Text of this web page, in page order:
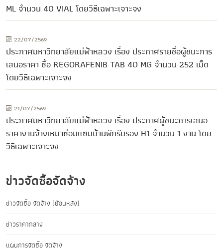
ML จำนวน 40 VIAL โดยวิธีเฉพาะเจาะจง
22/07/2569
ประกาศมหาวิทยาลัยแม่ฟ้าหลวง เรื่อง ประกาศรายชื่อผู้ชนะการ
เสนอราคา ซื้อ REGORAFENIB TAB 40 MG จำนวน 252 เม็ด
โดยวิธีเฉพาะเจาะจง
21/07/2569
ประกาศมหาวิทยาลัยแม่ฟ้าหลวง เรื่อง ประกาศผู้ชนะการเสนอ
ราคางานจ้างเหมาซ่อมแซมบ้านพักรับรอง H1 จำนวน 1 งาน โดย
วิธีเฉพาะเจาะจง
ข่าวจัดซื้อจัดจ้าง
ข่าวจัดซื้อ จัดจ้าง (ย้อนหลัง)
ข่าวราคากลาง
แผนการจัดซื้อ จัดจ้าง